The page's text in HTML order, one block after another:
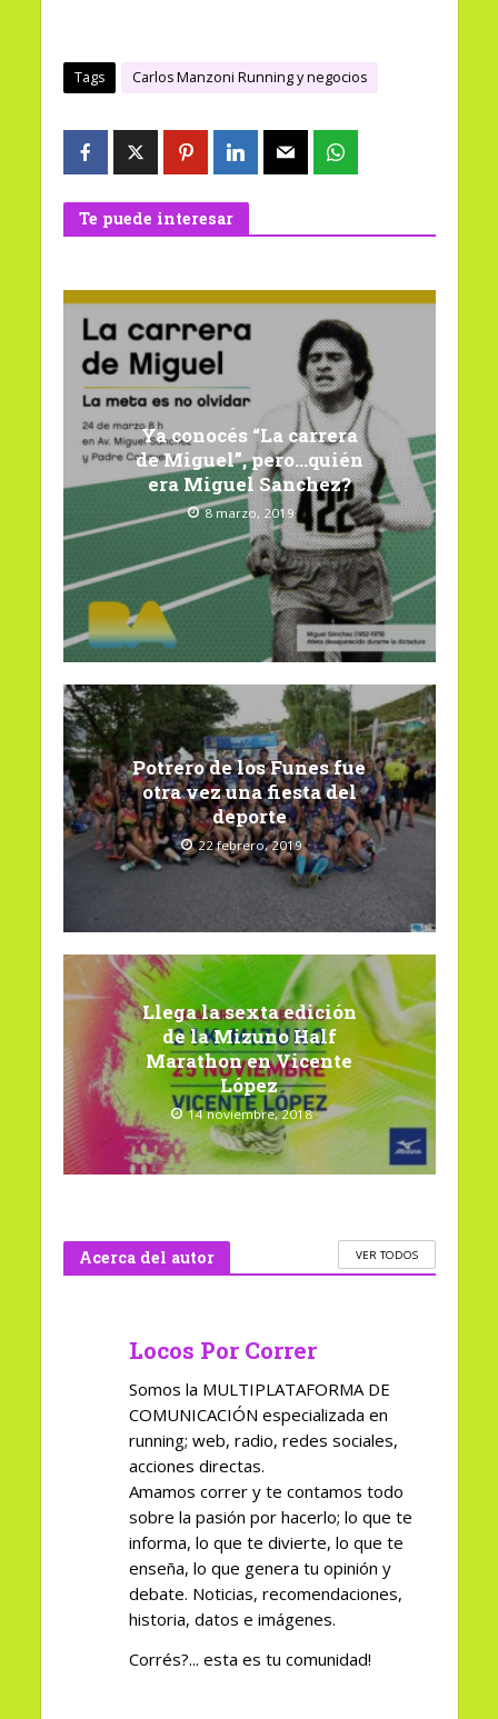
Tags Carlos Manzoni Running y negocios
Te puede interesar
Ya conocés “La carrera
de Miguel”, pero…quién
era Miguel Sanchez?
8 marzo, 2019
Potrero de los Funes fue
otra vez una fiesta del
deporte
22 febrero, 2019
Llega la sexta edición
de la Mizuno Half
Marathon en Vicente
López
14 noviembre, 2018
Acerca del autor VER TODOS
Locos Por Correr
Somos la MULTIPLATAFORMA DE
COMUNICACIÓN especializada en
running; web, radio, redes sociales,
acciones directas.
Amamos correr y te contamos todo
sobre la pasión por hacerlo; lo que te
informa, lo que te divierte, lo que te
enseña, lo que genera tu opinión y
debate. Noticias, recomendaciones,
historia, datos e imágenes.
Corrés?... esta es tu comunidad!